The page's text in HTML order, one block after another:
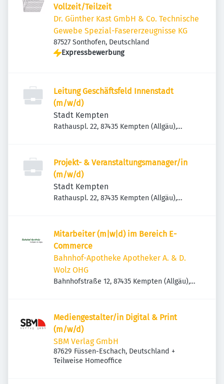
Vollzeit/Teilzeit
Dr. Günther Kast GmbH & Co. Technische
Gewebe Spezial-Fasererzeugnisse KG
87527 Sonthofen, Deutschland
Expressbewerbung
Leitung Geschäftsfeld Innenstadt
(m/w/d)
Stadt Kempten
Rathauspl. 22, 87435 Kempten (Allgäu),
Projekt- & Veranstaltungsmanager/in
(m/w/d)
Stadt Kempten
Rathauspl. 22, 87435 Kempten (Allgäu),
Mitarbeiter (m|w|d) im Bereich E-
Commerce
Bahnhof-Apotheke Apotheker A. & D.
Wolz OHG
Bahnhofstraße 12, 87435 Kempten (Allgäu),
Mediengestalter/in Digital & Print
(m/w/d)
SBM Verlag GmbH
87629 Füssen-Eschach, Deutschland +
Teilweise Homeoffice